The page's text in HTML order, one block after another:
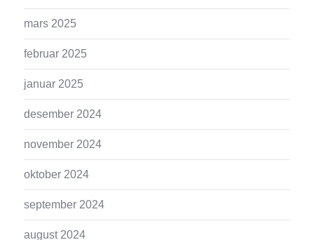
mars 2025
februar 2025
januar 2025
desember 2024
november 2024
oktober 2024
september 2024
august 2024